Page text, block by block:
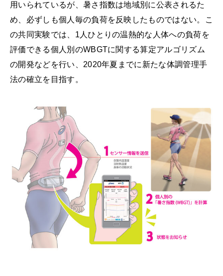
用いられているが、暑さ指数は地域別に公表されるた
め、必ずしも個人毎の負荷を反映したものではない。こ
の共同実験では、1人ひとりの温熱的な人体への負荷を
評価できる個人別のWBGTに関する算定アルゴリズム
の開発などを行い、2020年夏までに新たな体調管理手
法の確立を目指す。